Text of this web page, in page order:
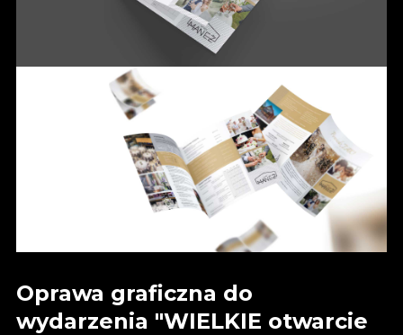
Oprawa graficzna do
wydarzenia "WIELKIE otwarcie